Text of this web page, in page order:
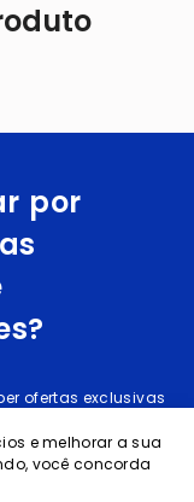
por
ofertas exclusivas
e melhorar a sua
você concorda